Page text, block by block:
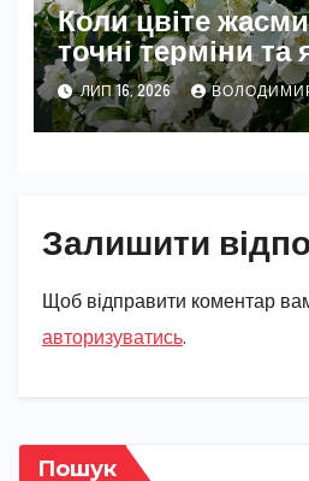
Коли цвіте
точні терміни та
забезпечити
ЛИП 16, 2026
Залишити
Щоб відправити коментар
авторизуватись.
Пошук